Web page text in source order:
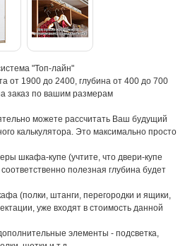
"Топ-лайн"
от 1900 до 2400, глубина от 400 до 700
заказ по вашим размерам
можете рассчитать Ваш будущий
калькулятора. Это максимально просто
шкафа-купе (учтите, что двери-купе
полезная глубина будет
(полки, штанги, перегородки и ящики,
уже входят в стоимость данной
элементы - подсветка,